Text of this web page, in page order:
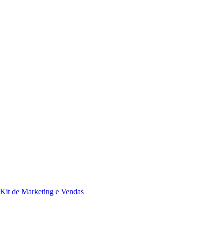
Kit de Marketing e Vendas